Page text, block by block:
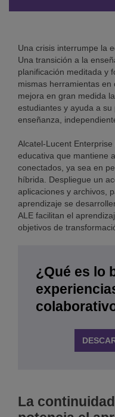
Una crisis interrumpe la
Una transición a la
planificación meditada y
mismas herramientas en
mejora en gran medida
estudiantes y ayuda a
enseñanza,
Alcatel-Lucent
educativa que mantiene
conectados, ya sea en
híbrida. Despliegue un
aplicaciones y archivos,
aprendizaje se
ALE facilitan el
objetivos de
¿Qué es lo
La